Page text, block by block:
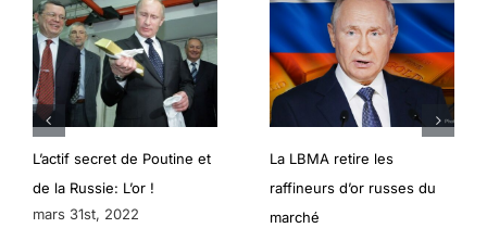
L’actif secret de Poutine et
de la Russie: L’or !
mars 31st, 2022
La LBMA retire les
raffineurs d’or russes du
marché